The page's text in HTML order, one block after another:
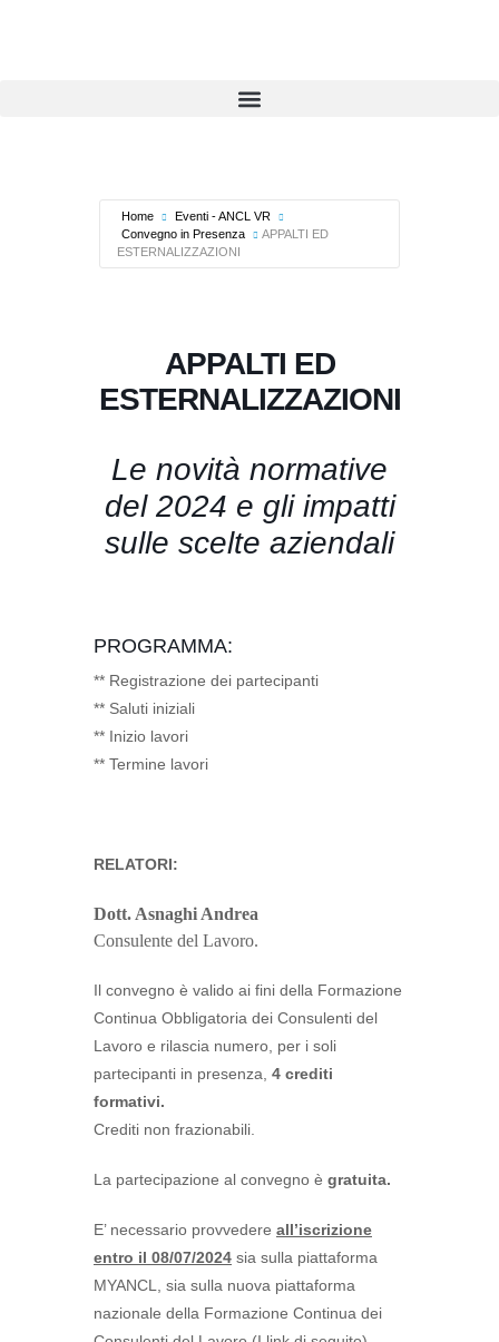
Home
Eventi - ANCL VR
Convegno in Presenza
APPALTI ED
ESTERNALIZZAZIONI
APPALTI ED
ESTERNALIZZAZIONI
Le novità normative
del 2024 e gli impatti
sulle scelte aziendali
PROGRAMMA:
** Registrazione dei partecipanti
** Saluti iniziali
** Inizio lavori
** Termine lavori
RELATORI:
Dott. Asnaghi Andrea
Consulente del Lavoro.
Il convegno è valido ai fini della Formazione
Continua Obbligatoria dei Consulenti del
Lavoro e rilascia numero, per i soli
partecipanti in presenza, 4 crediti
formativi.
Crediti non frazionabili.
La partecipazione al convegno è gratuita.
E’ necessario provvedere all’iscrizione
entro il 08/07/2024 sia sulla piattaforma
MYANCL, sia sulla nuova piattaforma
nazionale della Formazione Continua dei